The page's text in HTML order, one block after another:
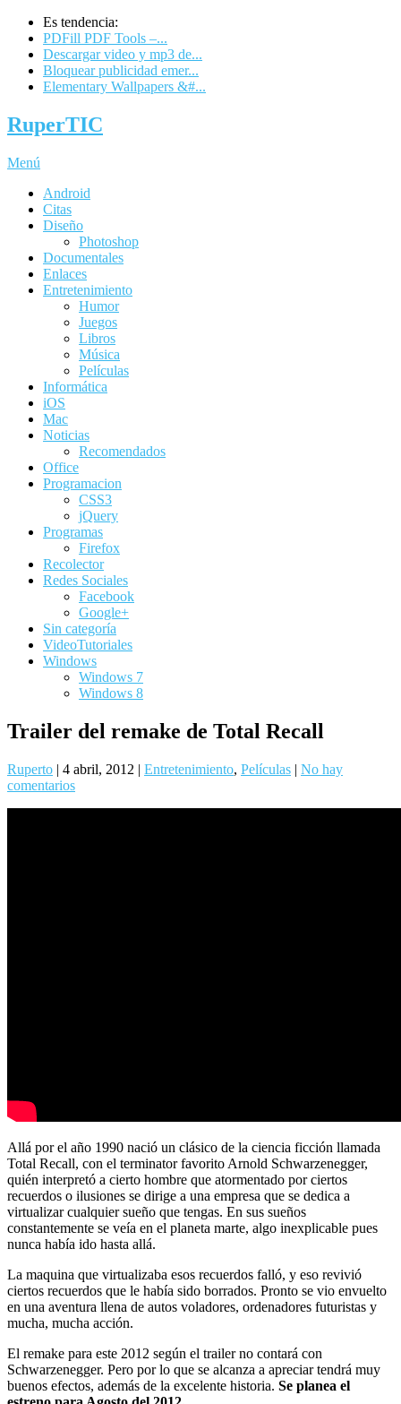
Es tendencia:
PDFill PDF Tools –...
Descargar video y mp3 de...
Bloquear publicidad emer...
Elementary Wallpapers &#...
RuperTIC
Menú
Android
Citas
Diseño
Photoshop
Documentales
Enlaces
Entretenimiento
Humor
Juegos
Libros
Música
Películas
Informática
iOS
Mac
Noticias
Recomendados
Office
Programacion
CSS3
jQuery
Programas
Firefox
Recolector
Redes Sociales
Facebook
Google+
Sin categoría
VideoTutoriales
Windows
Windows 7
Windows 8
Trailer del remake de Total Recall
Ruperto | 4 abril, 2012 | Entretenimiento, Películas | No hay
comentarios
Allá por el año 1990 nació un clásico de la ciencia ficción llamada
Total Recall, con el terminator favorito Arnold Schwarzenegger,
quién interpretó a cierto hombre que atormentado por ciertos
recuerdos o ilusiones se dirige a una empresa que se dedica a
virtualizar cualquier sueño que tengas. En sus sueños
constantemente se veía en el planeta marte, algo inexplicable pues
nunca había ido hasta allá.
La maquina que virtualizaba esos recuerdos falló, y eso revivió
ciertos recuerdos que le había sido borrados. Pronto se vio envuelto
en una aventura llena de autos voladores, ordenadores futuristas y
mucha, mucha acción.
El remake para este 2012 según el trailer no contará con
Schwarzenegger. Pero por lo que se alcanza a apreciar tendrá muy
buenos efectos, además de la excelente historia. Se planea el